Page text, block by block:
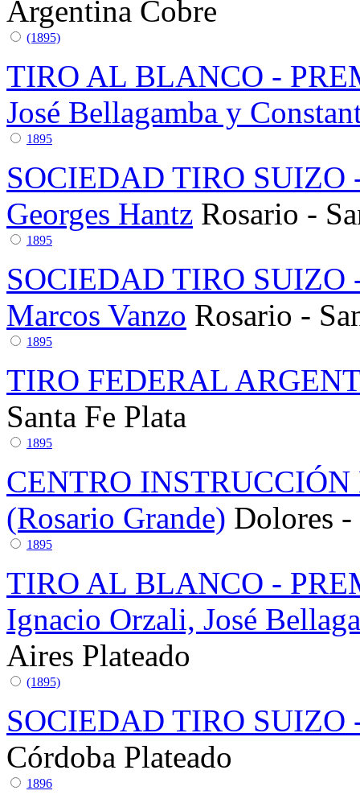
Argentina Cobre
(1895)
TIRO AL BLANCO -
José Bellagamba y
1895
SOCIEDAD TIRO SUIZO
Georges Hantz Rosario -
1895
SOCIEDAD TIRO SUIZO
Marcos Vanzo Rosario -
1895
TIRO FEDERAL
Santa Fe Plata
1895
CENTRO
(Rosario Grande) Dolores -
1895
TIRO AL BLANCO -
Ignacio Orzali, José
Aires Plateado
(1895)
SOCIEDAD TIRO SUIZO
Córdoba Plateado
1896